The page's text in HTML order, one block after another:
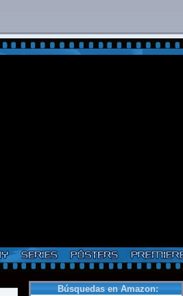
Búsquedas en Amazon: